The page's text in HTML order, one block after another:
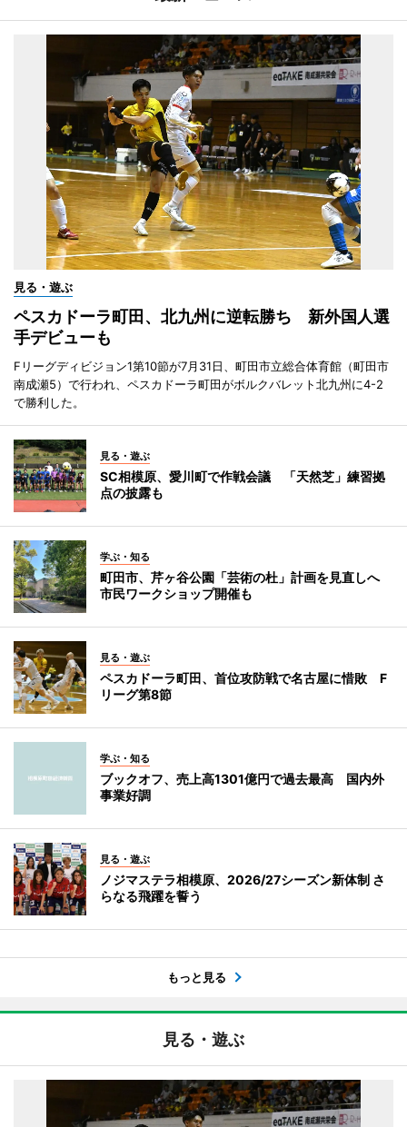
見る・遊ぶ
ペスカドーラ町田、北九州に逆転勝ち 新外国人選
手デビューも
Fリーグディビジョン1第10節が7月31日、町田市立総合体育館（町田市
南成瀬5）で行われ、ペスカドーラ町田がボルクバレット北九州に4-2
で勝利した。
見る・遊ぶ
SC相模原、愛川町で作戦会議 「天然芝」練習拠
点の披露も
学ぶ・知る
町田市、芹ヶ谷公園「芸術の杜」計画を見直しへ
市民ワークショップ開催も
見る・遊ぶ
ペスカドーラ町田、首位攻防戦で名古屋に惜敗 F
リーグ第8節
学ぶ・知る
ブックオフ、売上高1301億円で過去最高 国内外
事業好調
見る・遊ぶ
ノジマステラ相模原、2026/27シーズン新体制 さ
らなる飛躍を誓う
もっと見る
見る・遊ぶ